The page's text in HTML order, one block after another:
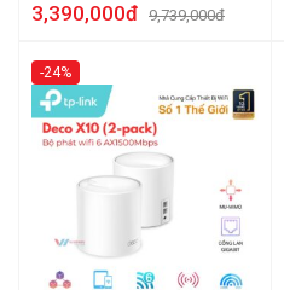
3,390,000đ 9,739,000đ
-24%